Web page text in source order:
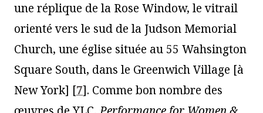
une réplique de la Rose Window, le vitrail
orienté vers le sud de la Judson Memorial
Church, une église située au 55 Wahsington
Square South, dans le Greenwich Village [à
New York] [7]. Comme bon nombre des